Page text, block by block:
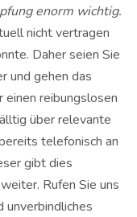
enorm wichtig.
nicht vertragen
Daher seien Sie
und gehen das
einen reibungslosen
über relevante
telefonisch an
gibt dies
weiter. Rufen Sie uns
unverbindliches